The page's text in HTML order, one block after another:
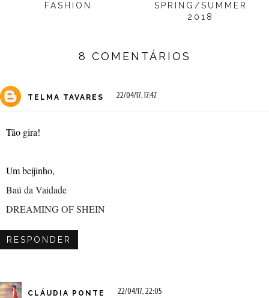
FASHION
SPRING/SUMMER
2018
8 COMENTÁRIOS
TELMA TAVARES 22/04/17, 17:47
Tão gira!
Um beijinho,
Baú da Vaidade
DREAMING OF SHEIN
RESPONDER
CLÁUDIA PONTE 22/04/17, 22:05